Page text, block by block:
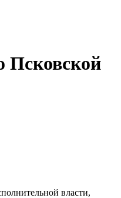
Псковской
власти,